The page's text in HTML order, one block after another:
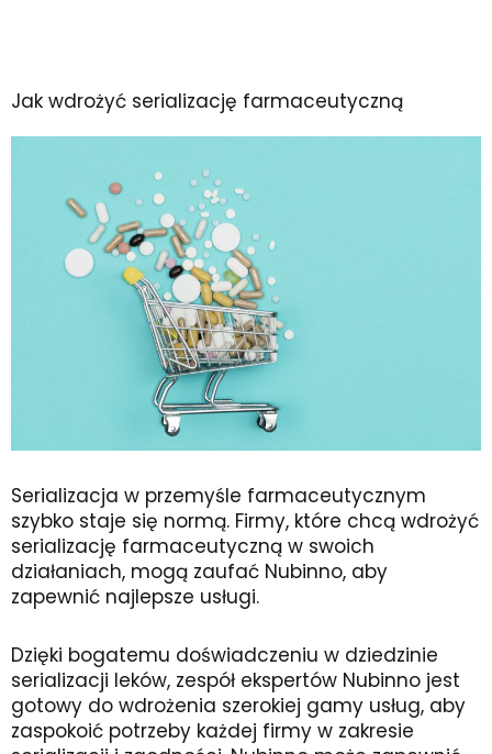
Jak wdrożyć serializację farmaceutyczną
Serializacja w przemyśle farmaceutycznym
szybko staje się normą. Firmy, które chcą wdrożyć
serializację farmaceutyczną w swoich
działaniach, mogą zaufać Nubinno, aby
zapewnić najlepsze usługi.
Dzięki bogatemu doświadczeniu w dziedzinie
serializacji leków, zespół ekspertów Nubinno jest
gotowy do wdrożenia szerokiej gamy usług, aby
zaspokoić potrzeby każdej firmy w zakresie